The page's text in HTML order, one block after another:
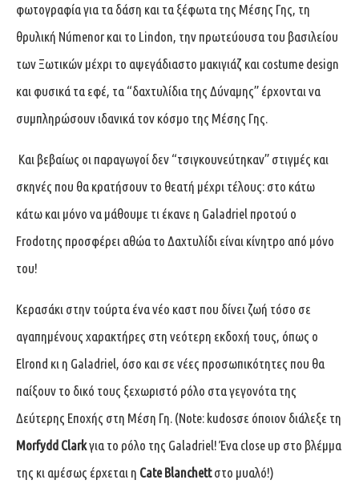
φωτογραφία για τα δάση και τα ξέφωτα της Μέσης Γης, τη
θρυλική Númenor και το Lindon, την πρωτεύουσα του βασιλείου
των Ξωτικών μέχρι το αψεγάδιαστο μακιγιάζ και costume design
και φυσικά τα εφέ, τα “δαχτυλίδια της Δύναμης” έρχονται να
συμπληρώσουν ιδανικά τον κόσμο της Μέσης Γης.
Και βεβαίως οι παραγωγοί δεν “τσιγκουνεύτηκαν” στιγμές και
σκηνές που θα κρατήσουν το θεατή μέχρι τέλους: στο κάτω
κάτω και μόνο να μάθουμε τι έκανε η Galadriel προτού ο
Frodoτης προσφέρει αθώα το Δαχτυλίδι είναι κίνητρο από μόνο
του!
Κερασάκι στην τούρτα ένα νέο καστ που δίνει ζωή τόσο σε
αγαπημένους χαρακτήρες στη νεότερη εκδοχή τους, όπως ο
Elrond κι η Galadriel, όσο και σε νέες προσωπικότητες που θα
παίξουν το δικό τους ξεχωριστό ρόλο στα γεγονότα της
Δεύτερης Εποχής στη Μέση Γη. (Note: kudosσε όποιον διάλεξε τη
Morfydd Clarkγια το ρόλο της Galadriel! Ένα close up στο βλέμμα
της κι αμέσως έρχεται η CateBlanchettστο μυαλό!)